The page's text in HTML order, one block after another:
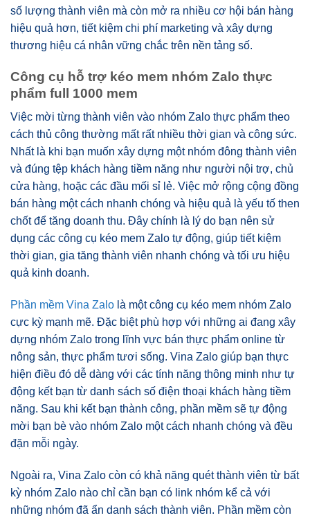
số lượng thành viên mà còn mở ra nhiều cơ hội bán hàng
hiệu quả hơn, tiết kiệm chi phí marketing và xây dựng
thương hiệu cá nhân vững chắc trên nền tảng số.
Công cụ hỗ trợ kéo mem nhóm Zalo thực
phẩm full 1000 mem
Việc mời từng thành viên vào nhóm Zalo thực phẩm theo
cách thủ công thường mất rất nhiều thời gian và công sức.
Nhất là khi bạn muốn xây dựng một nhóm đông thành viên
và đúng tệp khách hàng tiềm năng như người nội trợ, chủ
cửa hàng, hoặc các đầu mối sỉ lẻ. Việc mở rộng cộng đồng
bán hàng một cách nhanh chóng và hiệu quả là yếu tố then
chốt để tăng doanh thu. Đây chính là lý do bạn nên sử
dụng các công cụ kéo mem Zalo tự động, giúp tiết kiệm
thời gian, gia tăng thành viên nhanh chóng và tối ưu hiệu
quả kinh doanh.
Phần mềm Vina Zalo là một công cụ kéo mem nhóm Zalo
cực kỳ mạnh mẽ. Đặc biệt phù hợp với những ai đang xây
dựng nhóm Zalo trong lĩnh vực bán thực phẩm online từ
nông sản, thực phẩm tươi sống. Vina Zalo giúp bạn thực
hiện điều đó dễ dàng với các tính năng thông minh như tự
động kết bạn từ danh sách số điện thoại khách hàng tiềm
năng. Sau khi kết bạn thành công, phần mềm sẽ tự động
mời bạn bè vào nhóm Zalo một cách nhanh chóng và đều
đặn mỗi ngày.
Ngoài ra, Vina Zalo còn có khả năng quét thành viên từ bất
kỳ nhóm Zalo nào chỉ cần bạn có link nhóm kể cả với
những nhóm đã ẩn danh sách thành viên. Phần mềm còn